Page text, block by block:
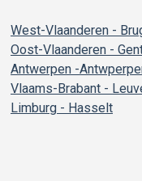
West-Vlaanderen -
Oost-Vlaanderen -
Antwerpen -
Vlaams-Brabant -
Limburg - Hasselt